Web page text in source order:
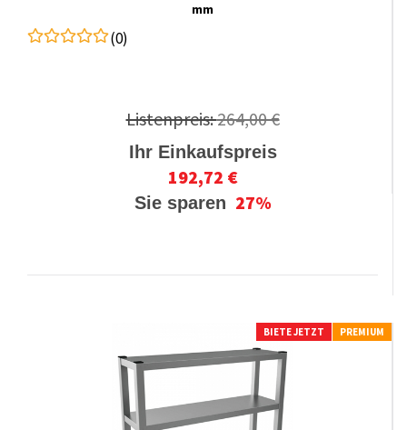
mm
(0)
Listenpreis:264,00 €
Ihr Einkaufspreis
192,72 €
Sie sparen 27%
BIETE JETZT PREMIUM